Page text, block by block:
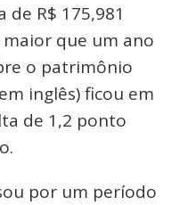
R$ 175,981
que um ano
o patrimônio
inglês) ficou em
de 1,2 ponto
por um período